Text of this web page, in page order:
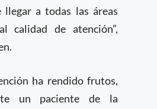
a todas las áreas
calidad de atención”,
ha rendido frutos,
un paciente de la